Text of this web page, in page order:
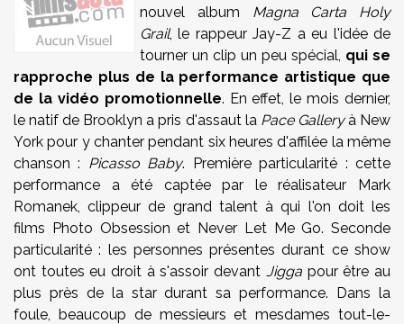
nouvel album Magna Carta Holy
Grail, le rappeur Jay-Z a eu l'idée de
tourner un clip un peu spécial, qui se
rapproche plus de la performance artistique que
de la vidéo promotionnelle. En effet, le mois dernier,
le natif de Brooklyn a pris d'assaut la Pace Galleryà New
York pour y chanter pendant six heures d'affilée la même
chanson : Picasso Baby. Première particularité : cette
performance a été captée par le réalisateur Mark
Romanek, clippeur de grand talent à qui l'on doit les
films Photo Obsession et Never Let Me Go. Seconde
particularité : les personnes présentes durant ce show
ont toutes eu droit à s'assoir devant Jiggapour être au
plus près de la star durant sa performance. Dans la
foule, beaucoup de messieurs et mesdames tout-le-